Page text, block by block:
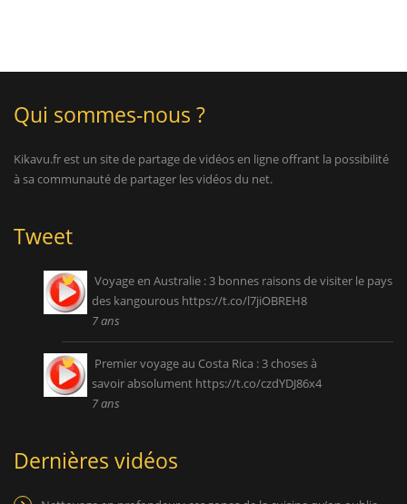
Qui sommes-nous ?
Kikavu.fr est un site de partage de vidéos en ligne offrant la possibilité
à sa communauté de partager les vidéos du net.
Tweet
Voyage en Australie : 3 bonnes raisons de visiter le pays
des kangourous https://t.co/l7jiOBREH8
7 ans
Premier voyage au Costa Rica : 3 choses à
savoir absolument https://t.co/czdYDJ86x4
7 ans
Dernières vidéos